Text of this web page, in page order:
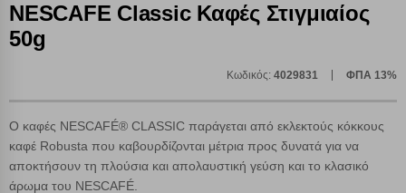
NESCAFE Classic Καφές Στιγμιαίος
50g
Κωδικός: 4029831 ΦΠΑ 13%
Ο καφές NESCAFÉ® CLASSIC παράγεται από εκλεκτούς κόκκους
καφέ Robusta που καβουρδίζονται μέτρια προς δυνατά για να
αποκτήσουν τη πλούσια και απολαυστική γεύση και το κλασικό
άρωμα του NESCAFÉ.
προϊόντων.
Γράψτε τα προϊόντα που επιθυμείτε, με κόμμα ανάμεσά
τους, και κάντε κλικ στο κουμπί "Αναζήτηση". Θα
εμφανιστούν αποτελέσματα από όλες τις Κατηγορίες και
Ρυθμίσεις Cookies